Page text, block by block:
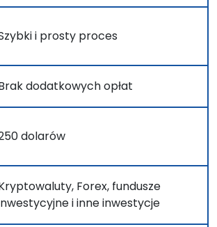
i prosty proces
dodatkowych opłat
dolarów
Forex, fundusze
i inne inwestycje